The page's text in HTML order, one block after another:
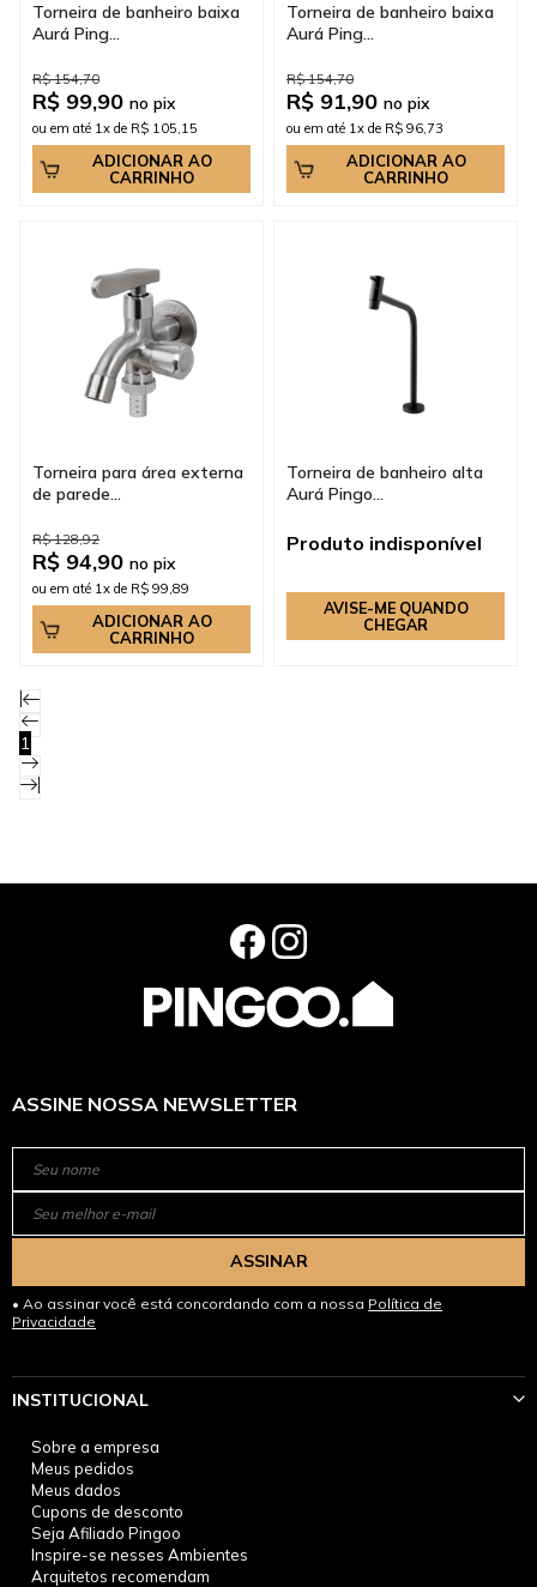
Torneira de banheiro baixa
Aurá Ping...
R$ 154,70
R$ 99,90 no pix
ou em até 1x de R$ 105,15
ADICIONAR AO
CARRINHO
Torneira de banheiro baixa
Aurá Ping...
R$ 154,70
R$ 91,90 no pix
ou em até 1x de R$ 96,73
ADICIONAR AO
CARRINHO
Torneira para área externa
de parede...
R$ 128,92
R$ 94,90 no pix
ou em até 1x de R$ 99,89
ADICIONAR AO
CARRINHO
Torneira de banheiro alta
Aurá Pingo...
Produto indisponível
AVISE-ME QUANDO
CHEGAR
1
ASSINE NOSSA NEWSLETTER
ASSINAR
Ao assinar você está concordando com a nossa Política de
Privacidade
INSTITUCIONAL
Sobre a empresa
Meus pedidos
Meus dados
Cupons de desconto
Seja Afiliado Pingoo
Inspire-se nesses Ambientes
Arquitetos recomendam